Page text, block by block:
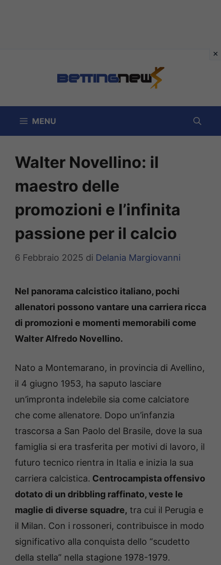
MENU
Walter Novellino: il
maestro delle
promozioni e l’infinita
passione per il calcio
6 Febbraio 2025 di Delania Margiovanni
Nel panorama calcistico italiano, pochi
allenatori possono vantare una carriera ricca
di promozioni e momenti memorabili come
Walter Alfredo Novellino.
Nato a Montemarano, in provincia di Avellino,
il 4 giugno 1953, ha saputo lasciare
un’impronta indelebile sia come calciatore
che come allenatore. Dopo un’infanzia
trascorsa a San Paolo del Brasile, dove la sua
famiglia si era trasferita per motivi di lavoro, il
futuro tecnico rientra in Italia e inizia la sua
carriera calcistica. Centrocampista offensivo
dotato di un dribbling raffinato, veste le
maglie di diverse squadre, tra cui il Perugia e
il Milan. Con i rossoneri, contribuisce in modo
significativo alla conquista dello “scudetto
della stella” nella stagione 1978-1979.